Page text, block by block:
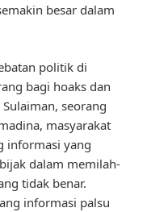
besar dalam
politik di
bagi hoaks dan
seorang
masyarakat
informasi yang
dalam memilah-
tidak benar.
informasi palsu